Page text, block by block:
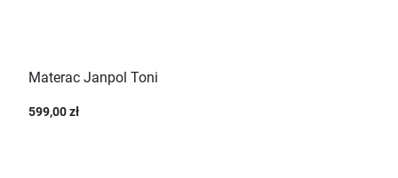
Materac Janpol Toni
599,00 zł